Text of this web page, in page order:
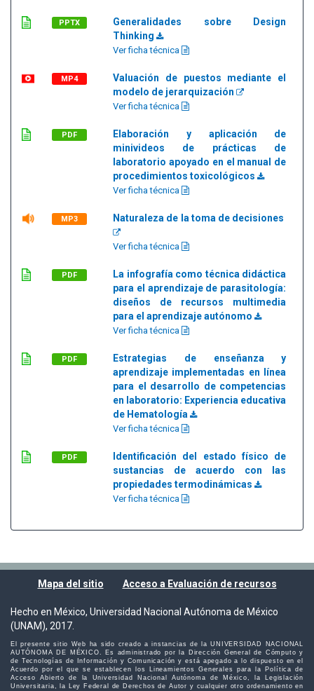
PPTX
Generalidades sobre Design
Thinking
Ver ficha técnica
MP4
Valuación de puestos mediante el
modelo de jerarquización
Ver ficha técnica
PDF
Elaboración y aplicación de
minivideos de prácticas de
laboratorio apoyado en el manual de
procedimientos toxicológicos
Ver ficha técnica
MP3 Naturaleza de la toma de decisiones
Ver ficha técnica
PDF
La infografía como técnica didáctica
para el aprendizaje de parasitología:
diseños de recursos multimedia
para el aprendizaje autónomo
Ver ficha técnica
PDF
Estrategias de enseñanza y
aprendizaje implementadas en línea
para el desarrollo de competencias
en laboratorio: Experiencia educativa
de Hematología
Ver ficha técnica
PDF
Identificación del estado físico de
sustancias de acuerdo con las
propiedades termodinámicas
Ver ficha técnica
Mapa del sitio Acceso a Evaluación de recursos
Hecho en México, Universidad Nacional Autónoma de México
(UNAM), 2017.
El presente sitio Web ha sido creado a instancias de la UNIVERSIDAD NACIONAL
AUTÓNOMA DE MÉXICO. Es administrado por la Dirección General de Cómputo y
de Tecnologías de Información y Comunicación y está apegado a lo dispuesto en el
Acuerdo por el que se establecen los Lineamientos Generales para la Política de
Acceso Abierto de la Universidad Nacional Autónoma de México, la Legislación
Universitaria, la Ley Federal de Derechos de Autor y cualquier otro ordenamiento en